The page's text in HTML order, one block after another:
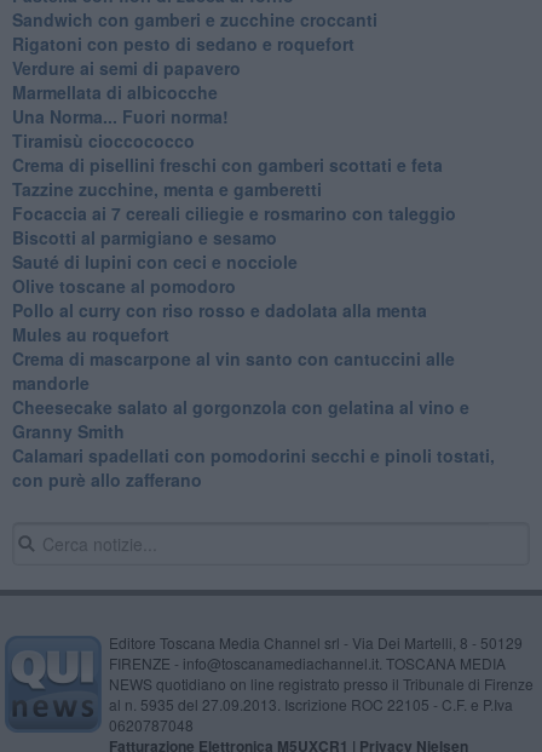
Sandwich con gamberi e zucchine croccanti
Rigatoni con pesto di sedano e roquefort
Verdure ai semi di papavero
Marmellata di albicocche
Una Norma... Fuori norma!
Tiramisù cioccococco
Crema di pisellini freschi con gamberi scottati e feta
Tazzine zucchine, menta e gamberetti
Focaccia ai 7 cereali ciliegie e rosmarino con taleggio
Biscotti al parmigiano e sesamo
Sauté di lupini con ceci e nocciole
Olive toscane al pomodoro
Pollo al curry con riso rosso e dadolata alla menta
Mules au roquefort
Crema di mascarpone al vin santo con cantuccini alle
mandorle
Cheesecake salato al gorgonzola con gelatina al vino e
Granny Smith
Calamari spadellati con pomodorini secchi e pinoli tostati,
con purè allo zafferano
Editore Toscana Media Channel srl - Via Dei Martelli, 8 - 50129
FIRENZE - info@toscanamediachannel.it. TOSCANA MEDIA
NEWS quotidiano on line registrato presso il Tribunale di Firenze
al n. 5935 del 27.09.2013. Iscrizione ROC 22105 - C.F. e P.Iva
0620787048
Fatturazione Elettronica M5UXCR1 | Privacy Nielsen